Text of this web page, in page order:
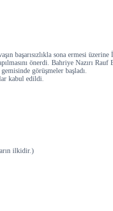
başarısızlıkla sona ermesi
önerdi. Bahriye Nazırı
görüşmeler başladı.
kabul edildi.
ilkidir.)